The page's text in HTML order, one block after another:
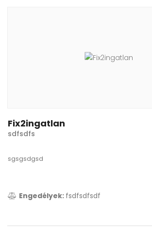
Fix2ingatlan
sdfsdfs
sgsgsdgsd
Engedélyek: fsdfsdfsdf